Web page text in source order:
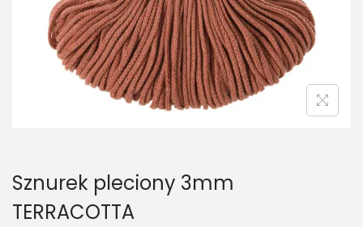
i
o
n
Sznurek pleciony 3mm
TERRACOTTA